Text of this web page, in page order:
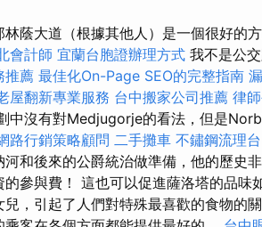
蔭大道（根據其他人）是一個很好的方
會計師 宜蘭台胞證辦理方式 我不是公
推薦 最佳化On-Page SEO的完整指南
屋翻新專業服務 台中搬家公司推薦 律
中沒有對Medjugorje的看法，但是
路行銷策略顧問 二手攤車 不鏽鋼流理台
河和後來的公爵統治做準備，他的歷史
的參與費！ 這也可以促進薩洛塔的品
兒，引起了人們對特殊最喜歡的食物的